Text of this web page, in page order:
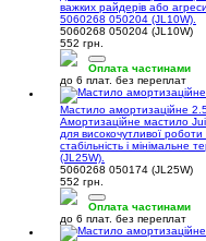
важких райдерів або
5060268 050204 (JL10W).
5060268 050204 (JL10W)
552 грн.
Оплата частинами
до 6 плат. без переплат
Мастило амортизаційне
Амортизаційне мастило
для високочутливої
стабільність і
(JL25W).
5060268 050174 (JL25W)
552 грн.
Оплата частинами
до 6 плат. без переплат